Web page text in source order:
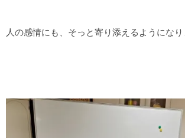
人の感情にも、そっと寄り添えるようになり